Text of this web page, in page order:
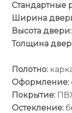
Стандартные
Ширина
Высота двери:
Толщина
Полотно:
Оформление:
Покрытие:
Остекление: